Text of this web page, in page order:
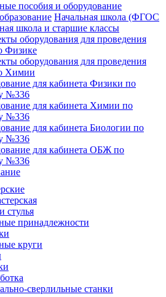
пособия и оборудование
Начальная школа (ФГОС
школа и старшие классы
оборудования для проведения
Физике
оборудования для проведения
Химии
для кабинета Физики по
№336
для кабинета Химии по
№336
для кабинета Биологии по
№336
для кабинета ОБЖ по
№336
стулья
принадлежности
круги
сверлильные станки